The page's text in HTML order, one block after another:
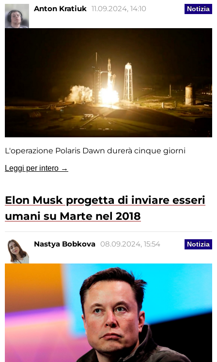
Notizia
Anton Kratiuk 11.09.2024, 14:10
L'operazione Polaris Dawn durerà cinque giorni
Leggi per intero →
Elon Musk progetta di inviare esseri
umani su Marte nel 2018
Notizia
Nastya Bobkova 08.09.2024, 15:54